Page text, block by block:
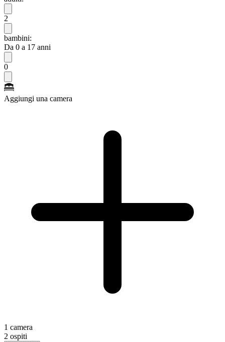
2
bambini:
Da 0 a 17 anni
0
Aggiungi una camera
1 camera
2 ospiti